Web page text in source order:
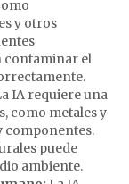
y otros
contaminar el
IA requiere una
como metales y
componentes.
puede
ambiente.